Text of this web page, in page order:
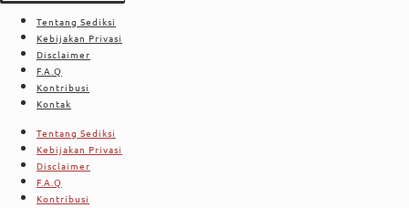
Tentang Sediksi
Kebijakan Privasi
Disclaimer
F.A.Q
Kontribusi
Kontak
Tentang Sediksi
Kebijakan Privasi
Disclaimer
F.A.Q
Kontribusi